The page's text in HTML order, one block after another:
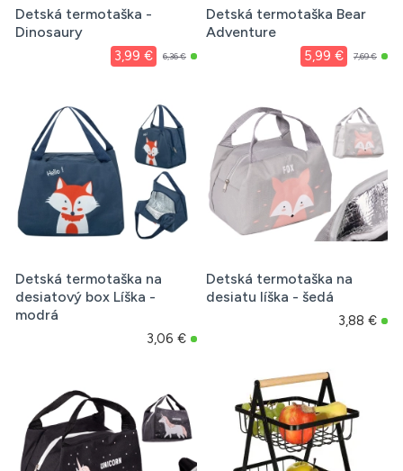
Detská termotaška -
Dinosaury
3,99 € 6,36 €
Detská termotaška Bear
Adventure
5,99 € 7,69 €
Detská termotaška na
desiatový box Líška -
modrá
3,06 €
Detská termotaška na
desiatu líška - šedá
3,88 €